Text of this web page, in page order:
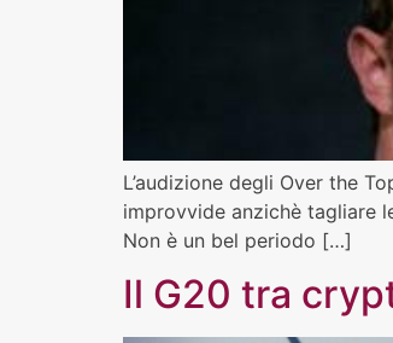
L’audizione degli Over the
improvvide anzichè tagliare
Non è un bel periodo […]
Il G20 tra